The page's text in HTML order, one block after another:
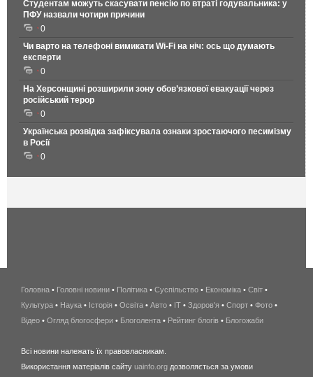
Студентам можуть скасувати пенсію по втраті годувальника: у
ПФУ назвали чотири причини
0
Чи варто на телефонi вимикати Wi-Fi на ніч: ось що думають
експерти
0
На Херсонщині розширили зону обов’язкової евакуації через
російський терор
0
Українська розвідка зафіксувала ознаки зростаючого песимізму
в Росії
0
беспроводной
интернет
киев
wimax
Головна • Головні новини • Політика • Суспільство • Економіка • Світ •
Культура • Наука • Історія • Освіта • Авто • IT • Здоров'я • Спорт • Фото •
Відео • Огляд блогосфери • Блоголента • Рейтинг блогів • Блогожаби
Всі новини належать їх правовласникам.
Використання матеріалів сайту uainfo.org дозволяється за умови